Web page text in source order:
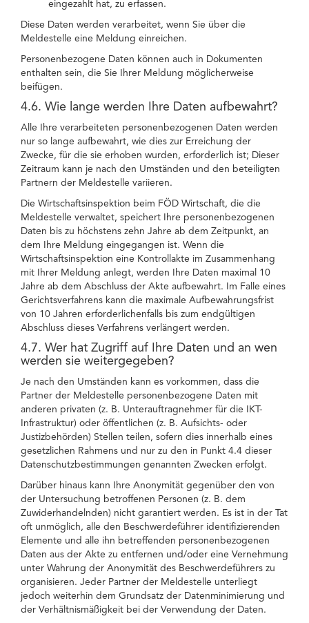
eingezahlt hat, zu erfassen.
Diese Daten werden verarbeitet, wenn Sie über die
Meldestelle eine Meldung einreichen.
Personenbezogene Daten können auch in Dokumenten
enthalten sein, die Sie Ihrer Meldung möglicherweise
beifügen.
4.6. Wie lange werden Ihre Daten aufbewahrt?
Alle Ihre verarbeiteten personenbezogenen Daten werden
nur so lange aufbewahrt, wie dies zur Erreichung der
Zwecke, für die sie erhoben wurden, erforderlich ist; Dieser
Zeitraum kann je nach den Umständen und den beteiligten
Partnern der Meldestelle variieren.
Die Wirtschaftsinspektion beim FÖD Wirtschaft, die die
Meldestelle verwaltet, speichert Ihre personenbezogenen
Daten bis zu höchstens zehn Jahre ab dem Zeitpunkt, an
dem Ihre Meldung eingegangen ist. Wenn die
Wirtschaftsinspektion eine Kontrollakte im Zusammenhang
mit Ihrer Meldung anlegt, werden Ihre Daten maximal 10
Jahre ab dem Abschluss der Akte aufbewahrt. Im Falle eines
Gerichtsverfahrens kann die maximale Aufbewahrungsfrist
von 10 Jahren erforderlichenfalls bis zum endgültigen
Abschluss dieses Verfahrens verlängert werden.
4.7. Wer hat Zugriff auf Ihre Daten und an wen
werden sie weitergegeben?
Je nach den Umständen kann es vorkommen, dass die
Partner der Meldestelle personenbezogene Daten mit
anderen privaten (z. B. Unterauftragnehmer für die IKT-
Infrastruktur) oder öffentlichen (z. B. Aufsichts- oder
Justizbehörden) Stellen teilen, sofern dies innerhalb eines
gesetzlichen Rahmens und nur zu den in Punkt 4.4 dieser
Datenschutzbestimmungen genannten Zwecken erfolgt.
Darüber hinaus kann Ihre Anonymität gegenüber den von
der Untersuchung betroffenen Personen (z. B. dem
Zuwiderhandelnden) nicht garantiert werden. Es ist in der Tat
oft unmöglich, alle den Beschwerdeführer identifizierenden
Elemente und alle ihn betreffenden personenbezogenen
Daten aus der Akte zu entfernen und/oder eine Vernehmung
unter Wahrung der Anonymität des Beschwerdeführers zu
organisieren. Jeder Partner der Meldestelle unterliegt
jedoch weiterhin dem Grundsatz der Datenminimierung und
der Verhältnismäßigkeit bei der Verwendung der Daten.